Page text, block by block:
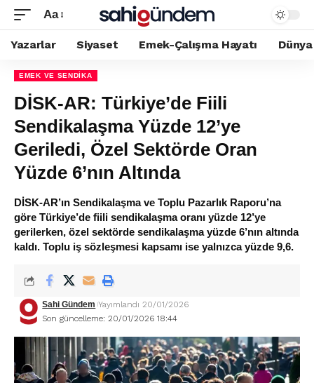
Aa
Yazarlar Siyaset Emek-Çalışma Hayatı Dünya
EMEK VE SENDIKA
DİSK-AR: Türkiye’de Fiili
Sendikalaşma Yüzde 12’ye
Geriledi, Özel Sektörde Oran
Yüzde 6’nın Altında
DİSK-AR’ın Sendikalaşma ve Toplu Pazarlık Raporu’na
göre Türkiye’de fiili sendikalaşma oranı yüzde 12’ye
gerilerken, özel sektörde sendikalaşma yüzde 6’nın altında
kaldı. Toplu iş sözleşmesi kapsamı ise yalnızca yüzde 9,6.
Son güncelleme: 20/01/2026 18:44
Sahi Gündem Yayımlandı 20/01/2026